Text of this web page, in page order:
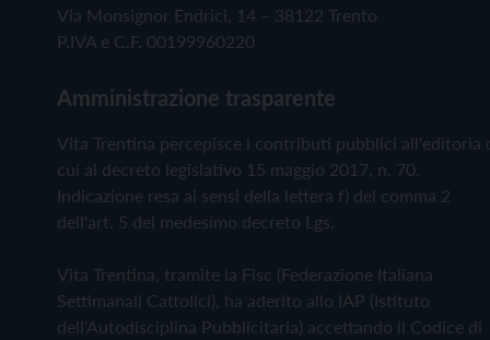
Via Monsignor Endrici, 14 – 38122 Trento
P.IVA e C.F. 00199960220
Amministrazione trasparente
Vita Trentina percepisce i contributi pubblici all'editoria
cui al decreto legislativo 15 maggio 2017, n. 70.
Indicazione resa ai sensi della lettera f) del comma 2
dell'art. 5 del medesimo decreto Lgs.
Vita Trentina, tramite la Fisc (Federazione Italiana
Settimanali Cattolici), ha aderito allo IAP (Istituto
dell'Autodisciplina Pubblicitaria) accettando il Codice di